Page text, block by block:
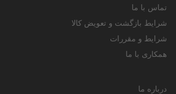
تماس با ما
شرایط بازگشت و تعویض کالا
شرایط و مقررات
همکاری با ما
درباره ما